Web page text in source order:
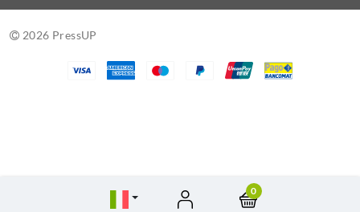
0
2026 PressUP